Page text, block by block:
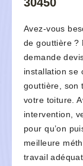
30450
Avez-vous
de gouttière ?
demande
installation se
gouttière, son
votre toiture.
intervention,
pour qu’on
meilleure
travail